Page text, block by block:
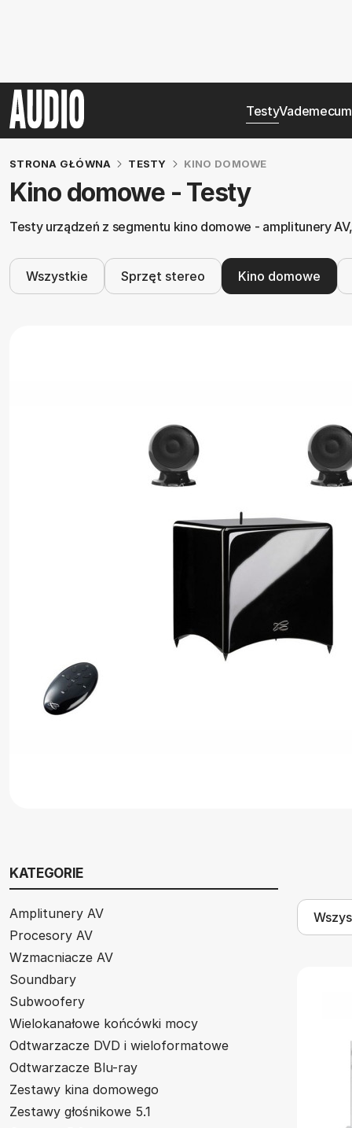
TestyVademecum
STRONA GŁÓWNA TESTY KINO DOMOWE
Kino domowe - Testy
Testy urządzeń z segmentu kino domowe - amplitunery
Wszystkie Sprzęt stereo Kino domowe
KATEGORIE
Amplitunery AV
Procesory AV
Wzmacniacze AV
Soundbary
Subwoofery
Wielokanałowe końcówki mocy
Odtwarzacze DVD i wieloformatowe
Odtwarzacze Blu-ray
Zestawy kina domowego
Zestawy głośnikowe 5.1